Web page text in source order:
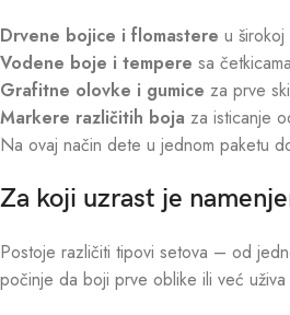
Drvene bojice i flomastere u
Vodene boje i tempere sa četkicama
Grafitne olovke i gumice za prve
Markere različitih boja za isticanje
Na ovaj način dete u jednom paketu
Za koji uzrast je
Postoje različiti tipovi setova – od
počinje da boji prve oblike ili već